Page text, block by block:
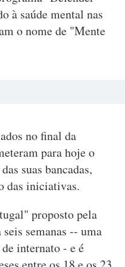
à saúde mental nas
o nome de "Mente
no final da
para hoje o
suas bancadas,
das iniciativas.
proposto pela
semanas -- uma
internato - e é